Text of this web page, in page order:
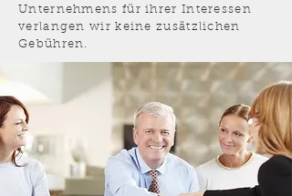
Unternehmens für ihrer Interessen
verlangen wir keine zusätzlichen
Gebühren.